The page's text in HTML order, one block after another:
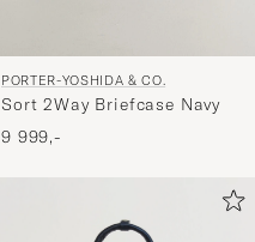
PORTER-YOSHIDA & CO.
Sort 2Way Briefcase Navy
9 999,-